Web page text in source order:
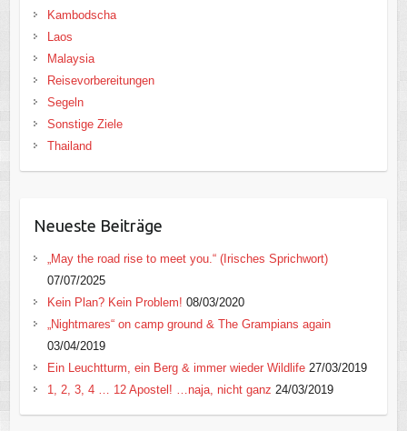
Kambodscha
Laos
Malaysia
Reisevorbereitungen
Segeln
Sonstige Ziele
Thailand
Neueste Beiträge
„May the road rise to meet you.“ (Irisches Sprichwort)
07/07/2025
Kein Plan? Kein Problem! 08/03/2020
„Nightmares“ on camp ground & The Grampians again
03/04/2019
Ein Leuchtturm, ein Berg & immer wieder Wildlife 27/03/2019
1, 2, 3, 4 … 12 Apostel! …naja, nicht ganz 24/03/2019